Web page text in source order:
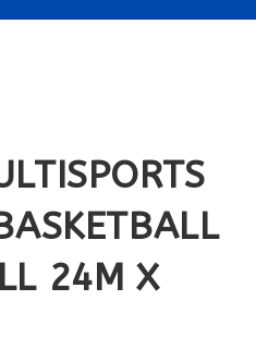
24M X